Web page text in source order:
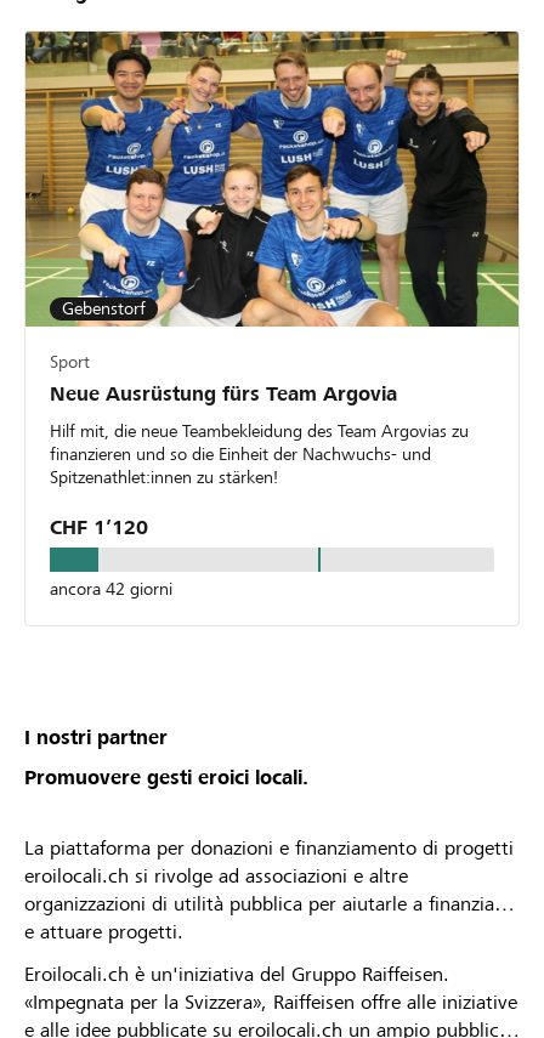
Gebenstorf
Sport
Neue Ausrüstung fürs Team Argovia
Hilf mit, die neue Teambekleidung des Team Argovias zu
finanzieren und so die Einheit der Nachwuchs- und
Spitzenathlet:innen zu stärken!
CHF 1’120
ancora 42 giorni
I nostri partner
Promuovere gesti eroici locali.
La piattaforma per donazioni e finanziamento di progetti
eroilocali.ch si rivolge ad associazioni e altre
organizzazioni di utilità pubblica per aiutarle a finanziare
e attuare progetti.
Eroilocali.ch è un'iniziativa del Gruppo Raiffeisen.
«Impegnata per la Svizzera», Raiffeisen offre alle iniziative
e alle idee pubblicate su eroilocali.ch un ampio pubblico